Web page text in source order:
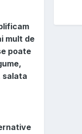
mult de
poate
salata